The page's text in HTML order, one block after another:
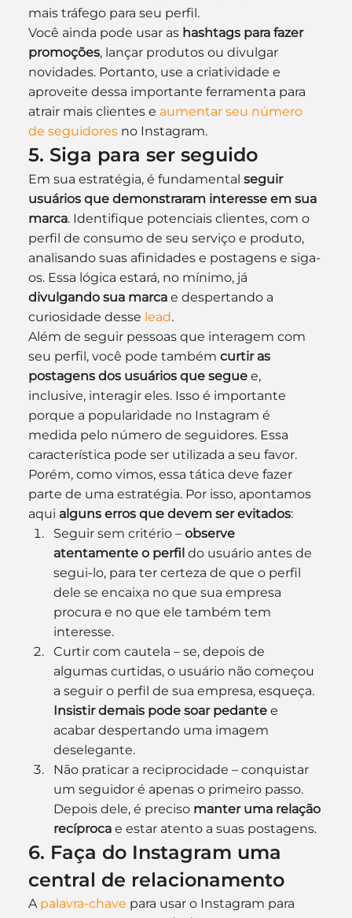
mais tráfego para seu perfil.
Você ainda pode usar as hashtags para fazer
promoções, lançar produtos ou divulgar
novidades. Portanto, use a criatividade e
aproveite dessa importante ferramenta para
atrair mais clientes e aumentar seu número
de seguidores no Instagram.
5. Siga para ser seguido
Em sua estratégia, é fundamental seguir
usuários que demonstraram interesse em sua
marca. Identifique potenciais clientes, com o
perfil de consumo de seu serviço e produto,
analisando suas afinidades e postagens e siga-
os. Essa lógica estará, no mínimo, já
divulgando sua marca e despertando a
curiosidade desse lead.
Além de seguir pessoas que interagem com
seu perfil, você pode também curtir as
postagens dos usuários que segue e,
inclusive, interagir eles. Isso é importante
porque a popularidade no Instagram é
medida pelo número de seguidores. Essa
característica pode ser utilizada a seu favor.
Porém, como vimos, essa tática deve fazer
parte de uma estratégia. Por isso, apontamos
aqui alguns erros que devem ser evitados:
Seguir sem critério – observe
atentamente o perfil do usuário antes de
segui-lo, para ter certeza de que o perfil
dele se encaixa no que sua empresa
procura e no que ele também tem
interesse.
Curtir com cautela – se, depois de
algumas curtidas, o usuário não começou
a seguir o perfil de sua empresa, esqueça.
Insistir demais pode soar pedante e
acabar despertando uma imagem
deselegante.
Não praticar a reciprocidade – conquistar
um seguidor é apenas o primeiro passo.
Depois dele, é preciso manter uma relação
recíproca e estar atento a suas postagens.
6. Faça do Instagram uma
central de relacionamento
A palavra-chave para usar o Instagram para